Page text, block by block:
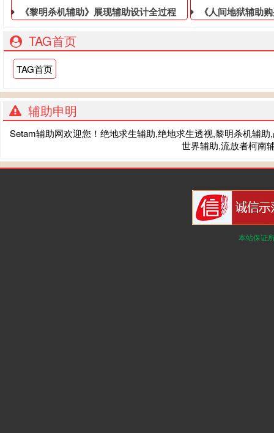
《黎明杀机辅助》展现辅助设计全过程 《人间地狱辅助
TAG首页
TAG首页
辅助申明
Setam辅助网欢迎您！绝地求生辅助,绝地求生透视,黎明杀机辅
世界辅助,流放者柯南
本站保证